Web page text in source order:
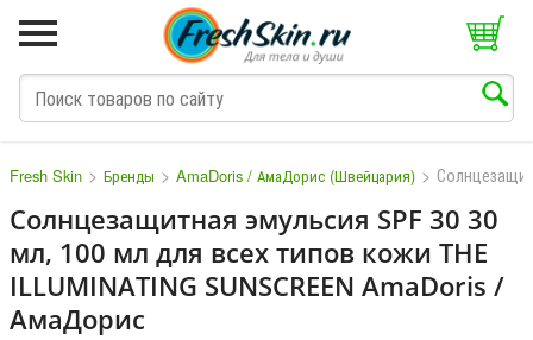
Fresh Skin > Бренды > AmaDoris / АмаДорис (Швейцария) >
Солнцезащитная эмульсия SPF 30 30
мл, 100 мл для всех типов кожи THE
ILLUMINATING SUNSCREEN AmaDoris /
АмаДорис
M N O P Q S T V W